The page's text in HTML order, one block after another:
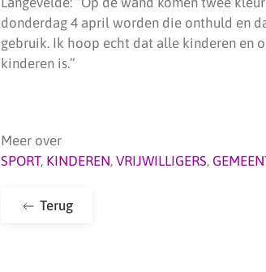
donderdag 4 april worden die onthuld en
gebruik. Ik hoop echt dat alle kinderen en
kinderen is.”
Meer over
SPORT, KINDEREN, VRIJWILLIGERS,
Terug